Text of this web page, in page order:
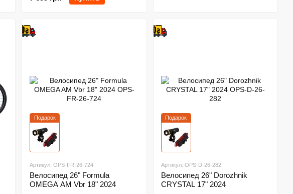
Подарок
Артикул: OPS-FR-26-724
Велосипед 26" Formula
OMEGA AM Vbr 18" 2024
Подарок
Артикул: OPS-D-26-282
Велосипед 26" Dorozhnik
CRYSTAL 17" 2024